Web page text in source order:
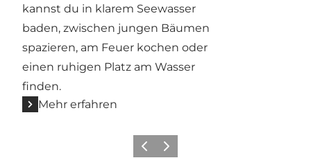
kannst du in klarem Seewasser
baden, zwischen jungen Bäumen
spazieren, am Feuer kochen oder
einen ruhigen Platz am Wasser
finden.
Mehr erfahren
ZurückWeiter